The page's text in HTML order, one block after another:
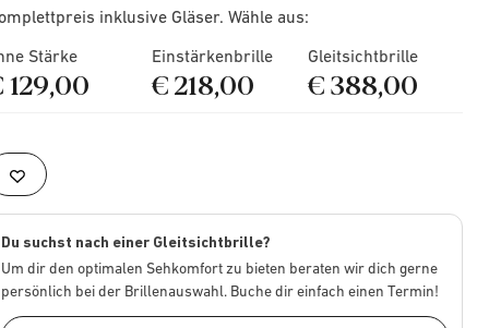
inklusive Gläser. Wähle aus:
Stärke
129,00
Einstärkenbrille
€ 218,00
Gleitsichtbrille
€ 388,00
Du suchst nach einer Gleitsichtbrille?
Um dir den optimalen Sehkomfort zu bieten beraten wir dich gerne
persönlich bei der Brillenauswahl. Buche dir einfach einen Termin!